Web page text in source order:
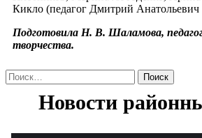
Кикло (педагог Дмитрий Анатольевич
Подготовила Н. В. Шаламова,
творчества.
Найти: